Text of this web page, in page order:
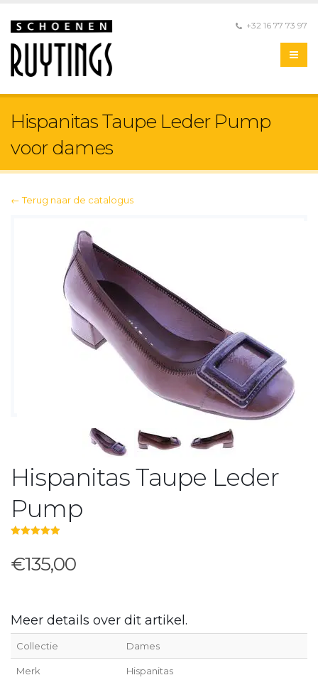
+32 16 77 73 97
Hispanitas Taupe Leder Pump
voor dames
← Terug naar de catalogus
Hispanitas Taupe Leder
Pump
€135,00
Meer details over dit artikel.
Collectie Dames
Merk Hispanitas